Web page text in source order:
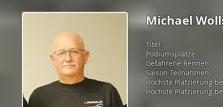
Michael
Titel:
Podiumsplätze:
Gefahrene Rennen:
Saison Teilnahmen:
Höchste Platzierung
Höchste Platzierung